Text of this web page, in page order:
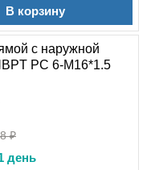
В корзину
с наружной
PC 6-М16*1.5
₽
день